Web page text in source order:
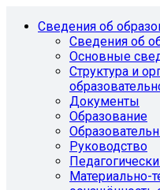
Сведения об
Сведения об
Основные
Структура и
Документы
Образование
Руководство
Материально-